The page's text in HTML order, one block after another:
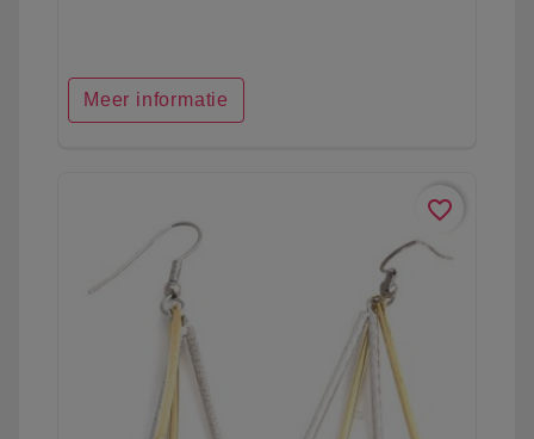
Meer informatie
favorite_border